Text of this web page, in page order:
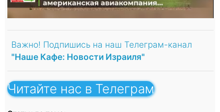
Важно! Подпишись на наш Телеграм-канал
"Наше Кафе: Новости Израиля"
Читайте нас в Телеграм